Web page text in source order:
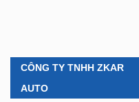
CÔNG TY TNHH ZKAR
AUTO